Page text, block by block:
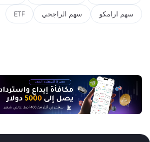
سهم ارامكو سهم الراجحي ETF